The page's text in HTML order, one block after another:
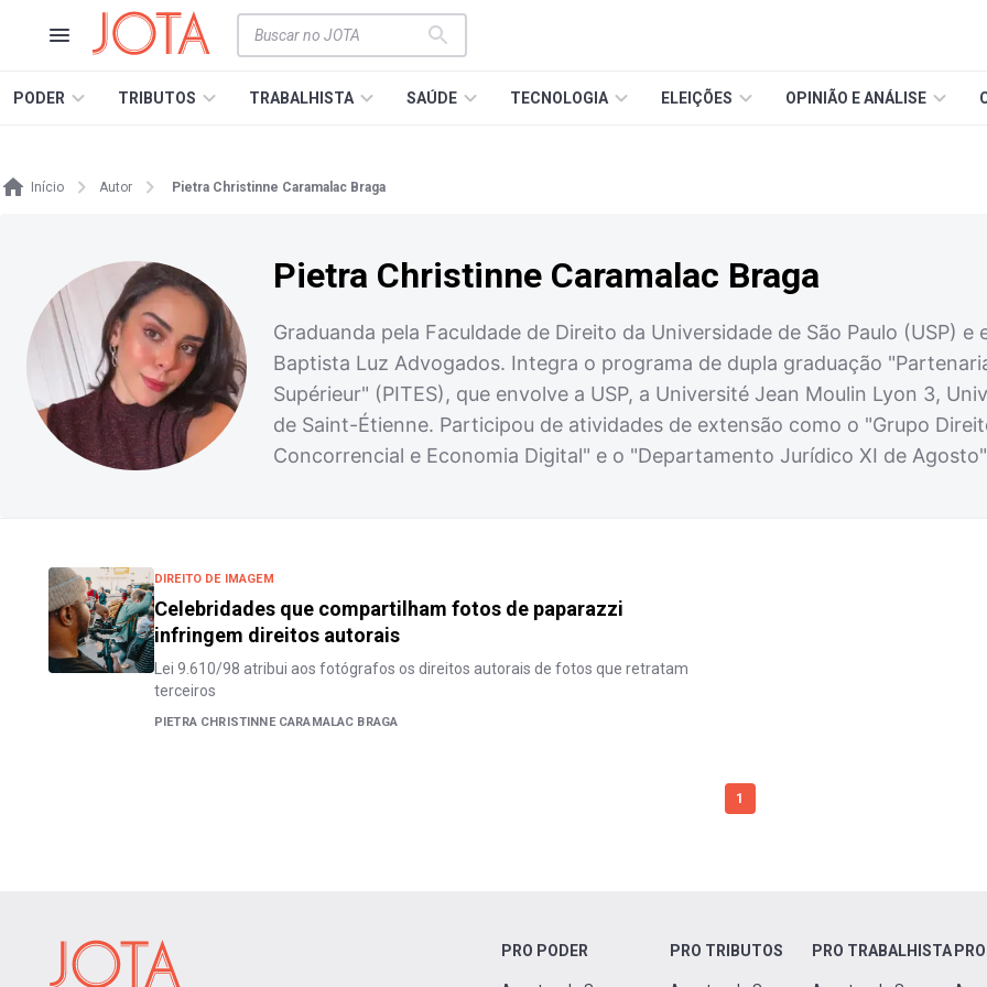
PODER TRIBUTOS TRABALHISTA SAÚDE TECNOLOGIA ELEIÇÕES OPINIÃO E ANÁLISE
Início Autor Pietra Christinne Caramalac Braga
Pietra Christinne Caramalac Braga
Graduanda pela Faculdade de Direito da Universidade de São Paulo (USP)
Baptista Luz Advogados. Integra o programa de dupla graduação
Supérieur" (PITES), que envolve a USP, a Université Jean Moulin Lyon 3,
de Saint-Étienne. Participou de atividades de extensão como o "Grupo
Concorrencial e Economia Digital" e o "Departamento Jurídico XI de
DIREITO DE IMAGEM
Celebridades que compartilham fotos de paparazzi
infringem direitos autorais
Lei 9.610/98 atribui aos fotógrafos os direitos autorais de fotos que retratam
terceiros
PIETRA CHRISTINNE CARAMALAC BRAGA
1
PRO PODER PRO TRIBUTOS PRO TRABALHISTA